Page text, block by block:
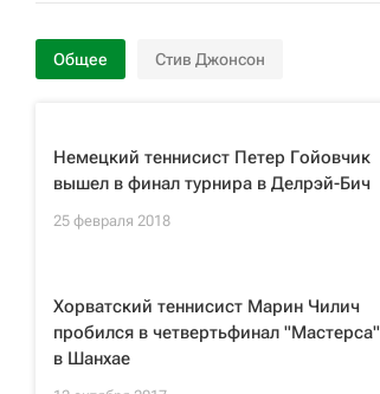
Общее Стив Джонсон
Немецкий теннисист Петер Гойовчик
вышел в финал турнира в Делрэй-Бич
25 февраля 2018
Хорватский теннисист Марин Чилич
пробился в четвертьфинал "Мастерса"
в Шанхае